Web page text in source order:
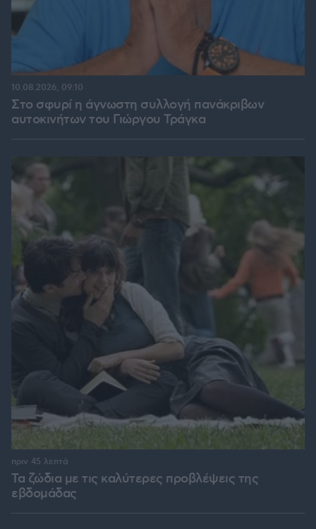
Στο σφυρί η άγνωστη συλλογή πανάκριβων
αυτοκινήτων του Γιώργου Τράγκα
10.08.2026, 09:10
Τα ζώδια με τις καλύτερες προβλέψεις της
εβδομάδας
πριν 45 λεπτά